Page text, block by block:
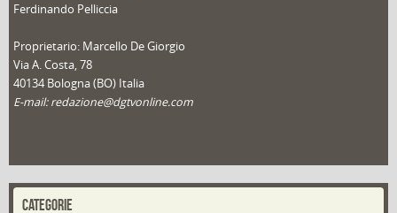
Ferdinando Pelliccia
Proprietario: Marcello De Giorgio
Via A. Costa, 78
40134 Bologna (BO) Italia
E-mail: redazione@dgtvonline.com
CATEGORIE